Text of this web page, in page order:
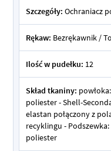
Szczegóły: Ochraniacz
Rękaw: Bezrękawnik /
Ilość w pudełku: 12
Skład tkaniny:
poliester - Shell-
elastan połączony z
recyklingu -
poliester